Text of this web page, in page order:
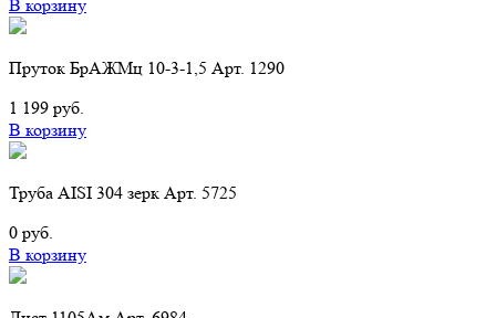
В корзину
Пруток БрАЖМц 10-3-1,5 Арт. 1290
1 199 руб.
В корзину
Труба AISI 304 зерк Арт. 5725
0 руб.
В корзину